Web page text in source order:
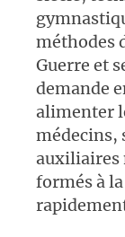
méthodes
Guerre et
demande
alimenter
médecins,
auxiliaires
formés à